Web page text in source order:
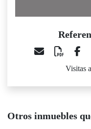
Visitas
Otros inmuebles